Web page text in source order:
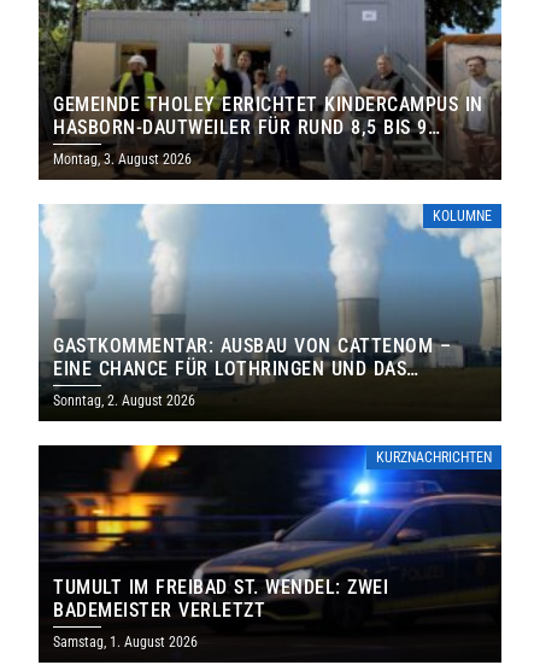
GEMEINDE THOLEY ERRICHTET KINDERCAMPUS IN
HASBORN-DAUTWEILER FÜR RUND 8,5 BIS 9
MILLIONEN EURO
Montag, 3. August 2026
KOLUMNE
GASTKOMMENTAR: AUSBAU VON CATTENOM –
EINE CHANCE FÜR LOTHRINGEN UND DAS
SAARLAND
Sonntag, 2. August 2026
KURZNACHRICHTEN
TUMULT IM FREIBAD ST. WENDEL: ZWEI
BADEMEISTER VERLETZT
Samstag, 1. August 2026